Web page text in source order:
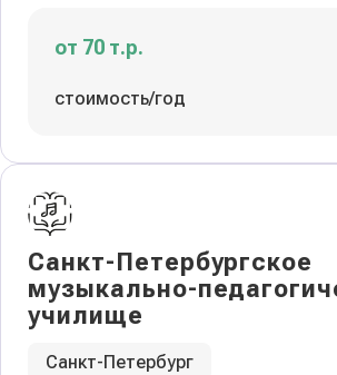
от 70 т.р.
стоимость/год
Санкт-Петербургское
музыкально-
училище
Санкт-Петербург